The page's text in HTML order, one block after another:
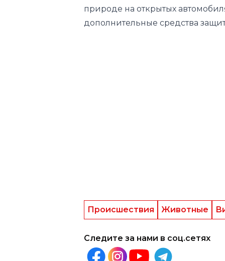
природе на открытых
дополнительные средства
Происшествия Животные
Следите за нами в соц.сетях